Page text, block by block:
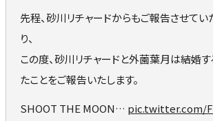
先程、砂川リチャードからもご報告させてい
り、
この度、砂川リチャードと外薗葉月は結婚
たことをご報告いたします。
SHOOT THE MOON… pic.twitter.com/